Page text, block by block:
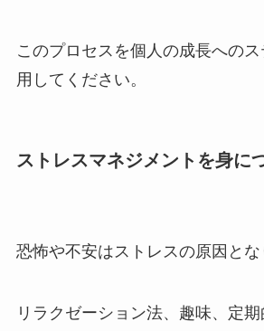
このプロセスを個人の成長への
用してください。
ストレスマネジメントを身に
恐怖や不安はストレスの原因とな
リラクゼーション法、趣味、定